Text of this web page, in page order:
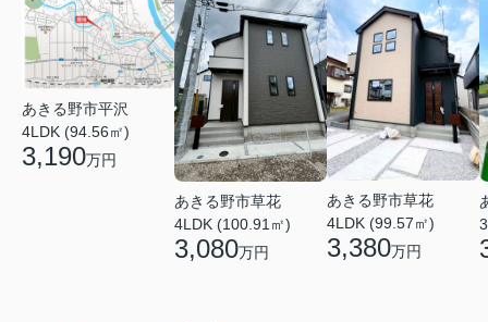
あきる野市平沢
4LDK (94.56㎡)
3,190万円
あきる野市草花
4LDK (100.91㎡)
3,080万円
あきる野市草花
4LDK (99.57㎡)
3,380万円